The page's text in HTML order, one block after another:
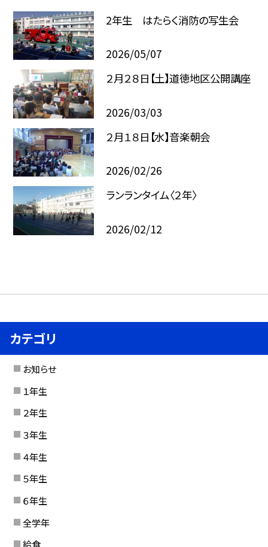
2年生 はたらく消防の写生会
2026/05/07
２月２８日【土】道徳地区公開講座
2026/03/03
２月１８日【水】音楽朝会
2026/02/26
ランランタイム〈２年〉
2026/02/12
カテゴリ
お知らせ
１年生
２年生
３年生
４年生
５年生
６年生
全学年
給食